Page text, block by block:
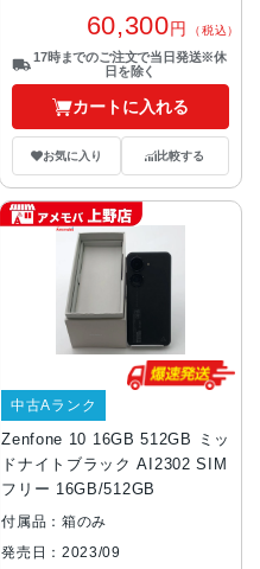
60,300円 （税込）
17時までのご注文で当日発送※休
日を除く
カートに入れる
お気に入り 比較する
Zenfone 10 16GB 512GB ミッ
ドナイトブラック AI2302 SIM
フリー 16GB/512GB
中古Aランク
付属品：箱のみ
発売日：2023/09